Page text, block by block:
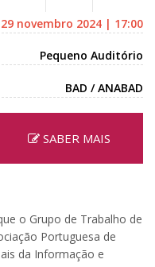
novembro 2024 | 17:00
Pequeno Auditório
BAD / ANABAD
SABER MAIS
o Grupo de Trabalho de
Portuguesa de
da Informação e